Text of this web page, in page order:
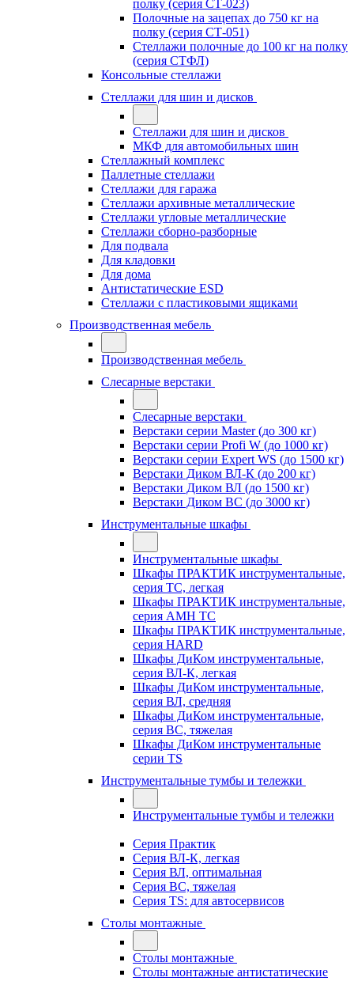
полку (серия СТ-023)
Полочные на зацепах до 750 кг на
полку (серия СТ-051)
Стеллажи полочные до 100 кг на полку
(серия СТФЛ)
Консольные стеллажи
Стеллажи для шин и дисков
Стеллажи для шин и дисков
МКФ для автомобильных шин
Стеллажный комплекс
Паллетные стеллажи
Стеллажи для гаража
Стеллажи архивные металлические
Стеллажи угловые металлические
Стеллажи сборно-разборные
Для подвала
Для кладовки
Для дома
Антистатические ESD
Стеллажи с пластиковыми ящиками
Производственная мебель
Производственная мебель
Слесарные верстаки
Слесарные верстаки
Верстаки серии Master (до 300 кг)
Верстаки серии Profi W (до 1000 кг)
Верстаки серии Expert WS (до 1500 кг)
Верстаки Диком ВЛ-К (до 200 кг)
Верстаки Диком ВЛ (до 1500 кг)
Верстаки Диком ВС (до 3000 кг)
Инструментальные шкафы
Инструментальные шкафы
Шкафы ПРАКТИК инструментальные,
серия TC, легкая
Шкафы ПРАКТИК инструментальные,
серия AMH TC
Шкафы ПРАКТИК инструментальные,
серия HARD
Шкафы ДиКом инструментальные,
cерия ВЛ-К, легкая
Шкафы ДиКом инструментальные,
серия ВЛ, средняя
Шкафы ДиКом инструментальные,
серия ВС, тяжелая
Шкафы ДиКом инструментальные
серии TS
Инструментальные тумбы и тележки
Инструментальные тумбы и тележки
Серия Практик
Серия ВЛ-К, легкая
Серия ВЛ, оптимальная
Серия ВС, тяжелая
Серия TS: для автосервисов
Столы монтажные
Столы монтажные
Столы монтажные антистатические